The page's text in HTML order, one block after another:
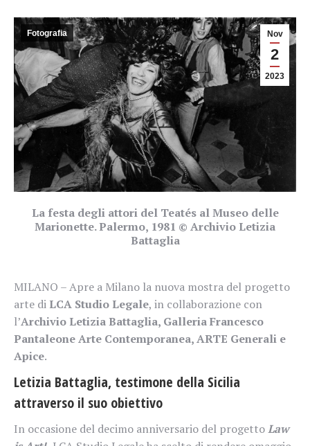
Nov
2
2023
Fotografia
La festa degli attori del Teatés al Museo delle
Marionette. Palermo, 1981 © Archivio Letizia
Battaglia
MILANO – Apre a Milano la nuova mostra del progetto
arte diLCA Studio Legale, in collaborazione con
l’Archivio Letizia Battaglia, Galleria Francesco
Pantaleone Arte Contemporanea, ARTE Generali e
Apice.
Letizia Battaglia, testimone della Sicilia
attraverso il suo obiettivo
In occasione del decimo anniversario del progettoLaw